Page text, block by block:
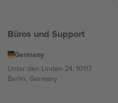
Büros und Support
Germany
Unter den Linden 24, 10117
Berlin, Germany